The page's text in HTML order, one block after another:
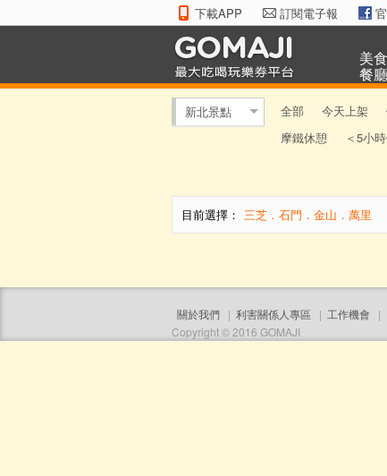
下載APP 訂閱電子報
美食
餐廳
新北景點 全部 今天上架
摩鐵休憩
＜5小
目前選擇： 三芝．石門．金山．萬里
關於我們 | 利害關係人專區 | 工作機會 |
Copyright © 2016 GOMAJI